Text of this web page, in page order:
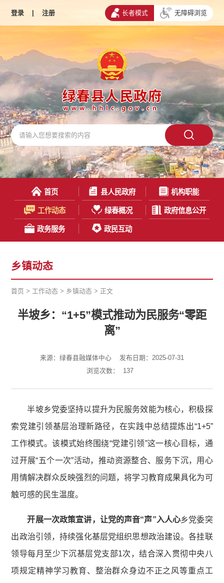
登录 | 注册 长者模式 无障碍浏览
首页 县人民政府 机构职能
工作动态 绿春概况 政府信息公开
政务服务 政民互动
乡镇动态
首页 > 工作动态 > 乡镇动态 > 正文
半坡乡：“1+5”模式推动为民服务“零距
离”
来源：绿春县融媒体中心
发布日期：2025-07-31
浏览次数：
137
半坡乡党委坚持以提升为民服务效能为核心，积极探
索党建引领基层治理新路径，在实践中总结提炼出“1+5”
工作模式。该模式始终围绕“党建引领”这一核心目标，通
过开展“五个一次”活动，推动资源整合、服务下沉，用心
用情解决群众反映强烈的问题，将学习教育成果具化为可
触可感的民生温度。
开展一次政策宣讲，让党的声音“声”入人心乡党委突
出政治引领，持续强化基层党组织思想政治建设。各挂联
领导每月至少下沉基层党支部1次，结合深入贯彻中央八
项规定精神学习教育、整治群众身边不正之风等重点工